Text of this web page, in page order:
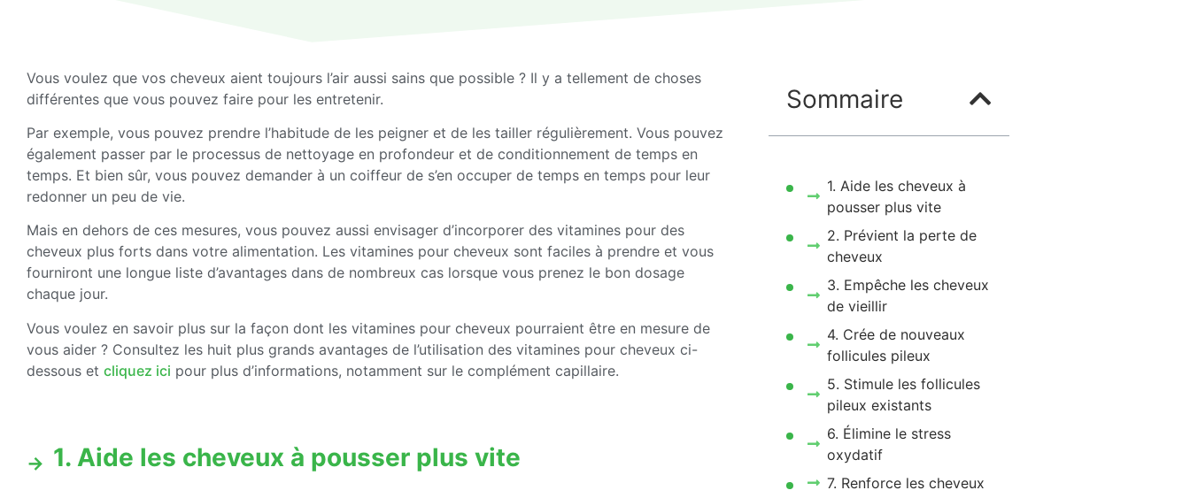
Vous voulez que vos cheveux aient toujours l’air aussi sains que possible ? Il y a tellement de choses
différentes que vous pouvez faire pour les entretenir.
Par exemple, vous pouvez prendre l’habitude de les peigner et de les tailler régulièrement. Vous pouvez
également passer par le processus de nettoyage en profondeur et de conditionnement de temps en
temps. Et bien sûr, vous pouvez demander à un coiffeur de s’en occuper de temps en temps pour leur
redonner un peu de vie.
Mais en dehors de ces mesures, vous pouvez aussi envisager d’incorporer des vitamines pour des
cheveux plus forts dans votre alimentation. Les vitamines pour cheveux sont faciles à prendre et vous
fourniront une longue liste d’avantages dans de nombreux cas lorsque vous prenez le bon dosage
chaque jour.
Vous voulez en savoir plus sur la façon dont les vitamines pour cheveux pourraient être en mesure de
vous aider ? Consultez les huit plus grands avantages de l’utilisation des vitamines pour cheveux ci-
dessous et cliquez ici pour plus d’informations, notamment sur le complément capillaire.
1. Aide les cheveux à pousser plus vite
Sommaire
1. Aide les cheveux à
pousser plus vite
2. Prévient la perte de
cheveux
3. Empêche les cheveux
de vieillir
4. Crée de nouveaux
follicules pileux
5. Stimule les follicules
pileux existants
6. Élimine le stress
oxydatif
7. Renforce les cheveux